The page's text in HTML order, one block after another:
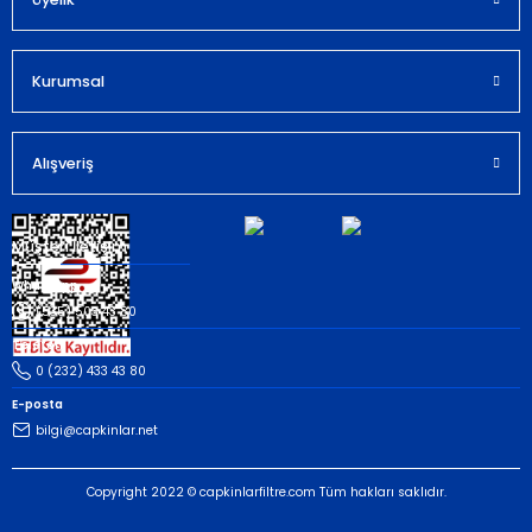
Kurumsal
Alışveriş
Müşteri İletişim
Whatsapp
(535) 503 43 80
Telefon
0 (232) 433 43 80
E-posta
bilgi@capkinlar.net
Copyright 2022 © capkinlarfiltre.com Tüm hakları saklıdır.